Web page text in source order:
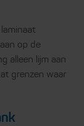
op de
alleen lijm aan
grenzen waar